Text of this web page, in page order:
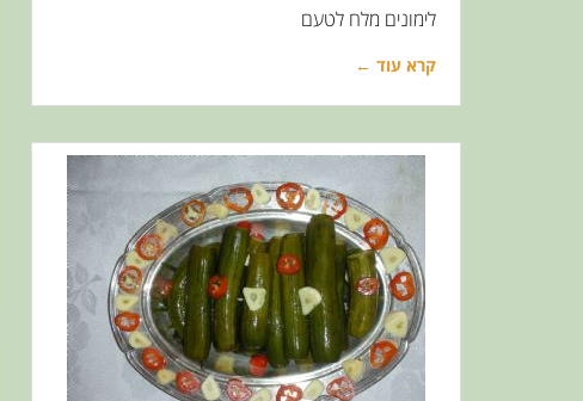
לימונים מלח לטעם
קרא עוד ←